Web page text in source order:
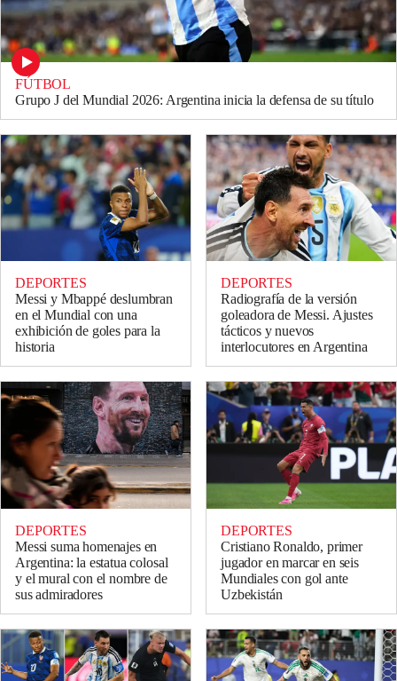
FÚTBOL
Grupo J del Mundial 2026: Argentina inicia la defensa de su título
DEPORTES
Messi y Mbappé deslumbran
en el Mundial con una
exhibición de goles para la
historia
DEPORTES
Radiografía de la versión
goleadora de Messi. Ajustes
tácticos y nuevos
interlocutores en Argentina
DEPORTES
Messi suma homenajes en
Argentina: la estatua colosal
y el mural con el nombre de
sus admiradores
DEPORTES
Cristiano Ronaldo, primer
jugador en marcar en seis
Mundiales con gol ante
Uzbekistán